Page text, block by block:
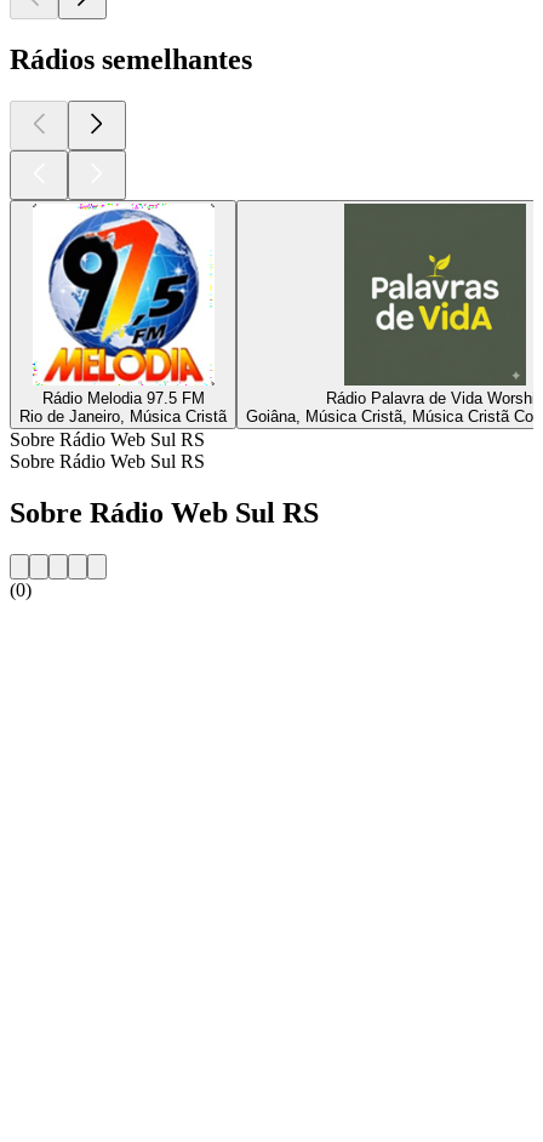
Rádios semelhantes
Rádio Melodia 97.5 FM
Rio de Janeiro, Música Cristã
Rádio Palavra de Vida Worship
Goiâna, Música Cristã, Música Cristã
Sobre Rádio Web Sul RS
Sobre Rádio Web Sul RS
Sobre Rádio Web Sul RS
(0)